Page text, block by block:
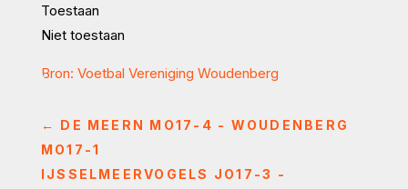
Toestaan
Niet toestaan
Bron: Voetbal Vereniging Woudenberg
← DE MEERN MO17-4 - WOUDENBERG
MO17-1
IJSSELMEERVOGELS JO17-3 -